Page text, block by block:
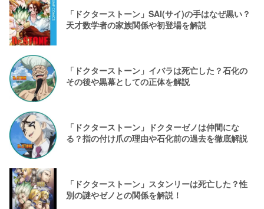
「ドクターストーン」SAI(サイ)の手はなぜ黒い？
天才数学者の家族関係や初登場を解説
「ドクターストーン」イバラは死亡した？石化の
その後や黒幕としての正体を解説
「ドクターストーン」ドクターゼノは仲間にな
る？指の付け爪の理由や石化前の過去を徹底解説
「ドクターストーン」スタンリーは死亡した？性
別の謎やゼノとの関係を解説！